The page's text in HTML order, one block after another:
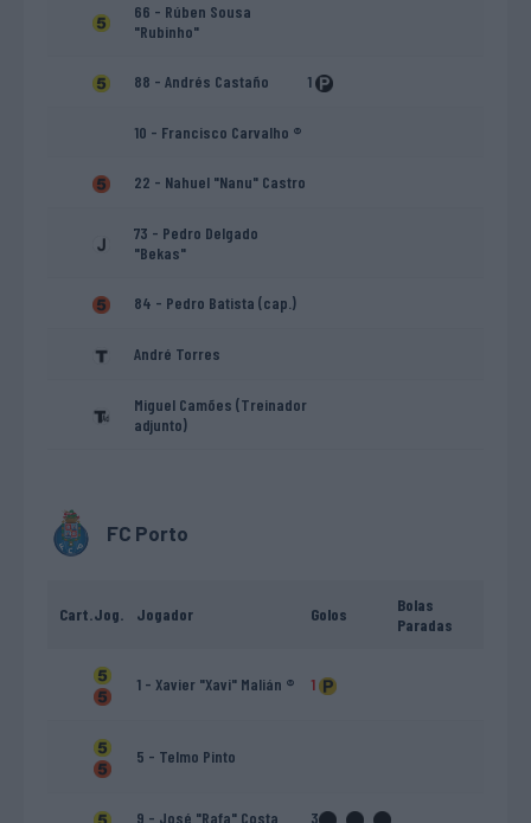
66 - Rúben Sousa
"Rubinho"
88 - Andrés Castaño 1
10 - Francisco Carvalho ®
22 - Nahuel "Nanu" Castro
73 - Pedro Delgado
"Bekas"
84 - Pedro Batista (cap.)
André Torres
Miguel Camões (Treinador
adjunto)
FC Porto
Cart.Jog. Jogador Golos
Bolas
Paradas
1 - Xavier "Xavi" Malián ® 1
5 - Telmo Pinto
9 - José "Rafa" Costa 3